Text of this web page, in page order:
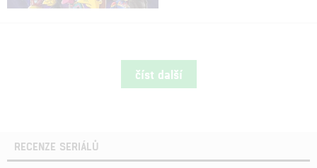
číst další
RECENZE SERIÁLŮ